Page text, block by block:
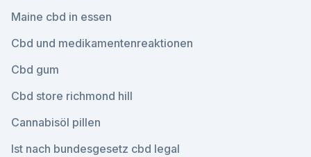
Maine cbd in essen
Cbd und medikamentenreaktionen
Cbd gum
Cbd store richmond hill
Cannabisöl pillen
Ist nach bundesgesetz cbd legal